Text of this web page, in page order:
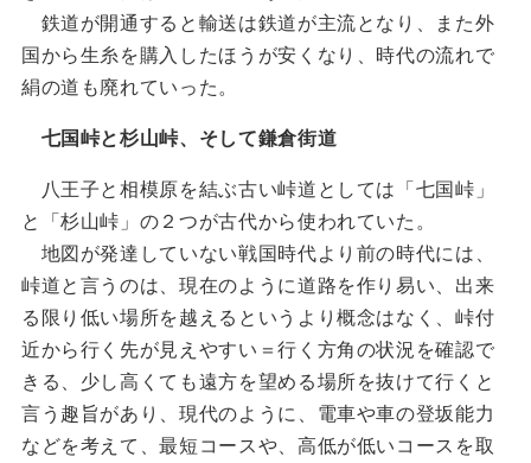
鉄道が開通すると輸送は鉄道が主流となり、また外
国から生糸を購入したほうが安くなり、時代の流れで
絹の道も廃れていった。
七国峠と杉山峠、そして鎌倉街道
八王子と相模原を結ぶ古い峠道としては「七国峠」
と「杉山峠」の２つが古代から使われていた。
地図が発達していない戦国時代より前の時代には、
峠道と言うのは、現在のように道路を作り易い、出来
る限り低い場所を越えるというより概念はなく、峠付
近から行く先が見えやすい＝行く方角の状況を確認で
きる、少し高くても遠方を望める場所を抜けて行くと
言う趣旨があり、現代のように、電車や車の登坂能力
などを考えて、最短コースや、高低が低いコースを取